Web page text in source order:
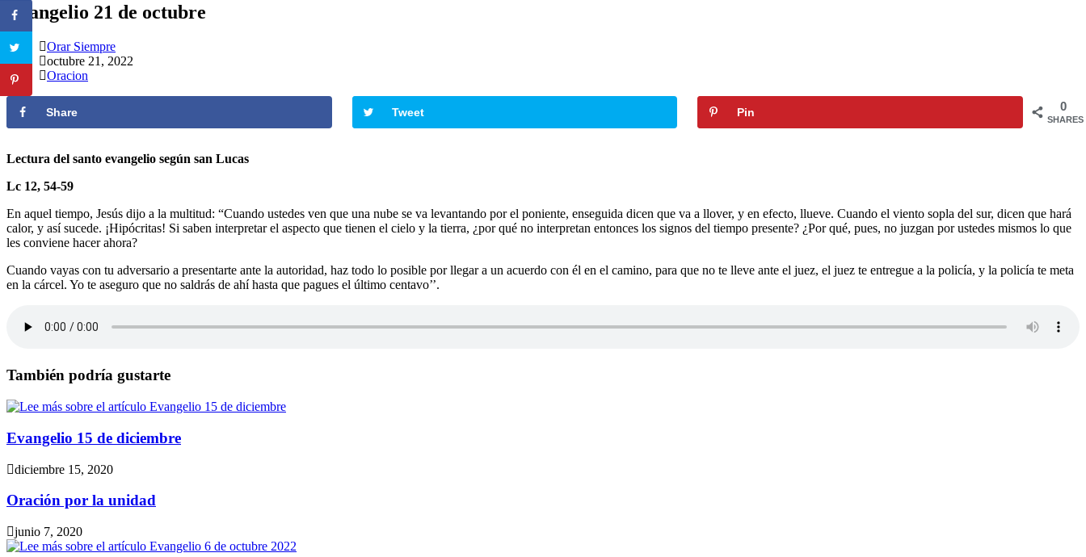
Evangelio 21 de octubre
Autor
de
la
Orar Siempre
Publicación
de
octubre 21, 2022
Categoría
entrada:
Oracion
0
SHARES
Share Tweet Pin
Lectura del santo evangelio según san Lucas
Lc 12, 54-59
En aquel tiempo, Jesús dijo a la multitud: “Cuando ustedes ven que una nube se va levantando por el poniente, enseguida dicen que va a llover, y en efecto, llueve. Cuando el viento sopla del sur, dicen que hará
calor, y así sucede. ¡Hipócritas! Si saben interpretar el aspecto que tienen el cielo y la tierra, ¿por qué no interpretan entonces los signos del tiempo presente? ¿Por qué, pues, no juzgan por ustedes mismos lo que
les conviene hacer ahora?
Cuando vayas con tu adversario a presentarte ante la autoridad, haz todo lo posible por llegar a un acuerdo con él en el camino, para que no te lleve ante el juez, el juez te entregue a la policía, y la policía te meta
en la cárcel. Yo te aseguro que no saldrás de ahí hasta que pagues el último centavo’’.
También podría gustarte
Evangelio 15 de diciembre
diciembre 15, 2020
Oración por la unidad
junio 7, 2020